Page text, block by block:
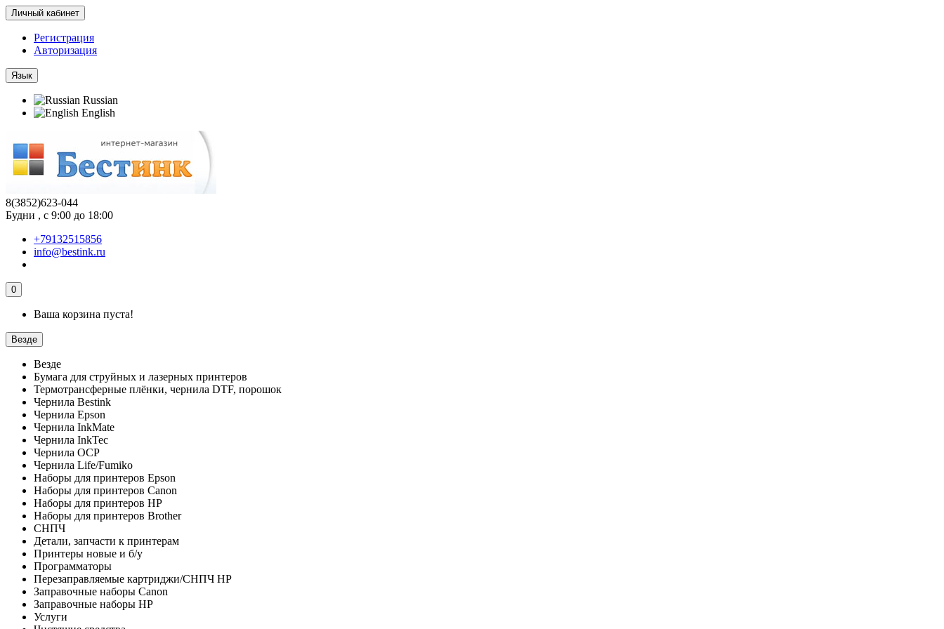
Личный кабинет
Регистрация
Авторизация
Язык
Russian
English
8(3852)623-044
Будни , с 9:00 до 18:00
+79132515856
info@bestink.ru
0
Ваша корзина пуста!
Везде
Везде
Бумага для струйных и лазерных принтеров
Термотрансферные плёнки, чернила DTF, порошок
Чернила Bestink
Чернила Epson
Чернила InkMate
Чернила InkTec
Чернила OCP
Чернила Life/Fumiko
Наборы для принтеров Epson
Наборы для принтеров Canon
Наборы для принтеров HP
Наборы для принтеров Brother
СНПЧ
Детали, запчасти к принтерам
Принтеры новые и б/у
Программаторы
Перезаправляемые картриджи/СНПЧ HP
Заправочные наборы Canon
Заправочные наборы HP
Услуги